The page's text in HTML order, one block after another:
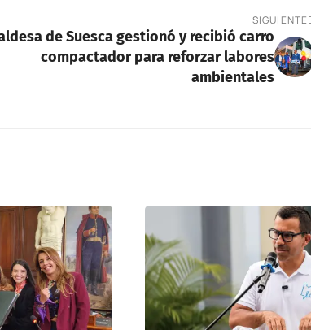
SIGUIENTE
de Suesca gestionó y recibió carro
compactador para reforzar labores
ambientales